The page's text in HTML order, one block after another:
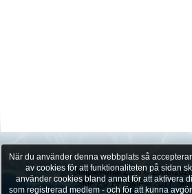
SimplePortal 2.3.8 © 2008-
SMF 2.0.19|SMF © 2017,
När du använder denna webbplats så
av cookies för att funktionaliteten på sidan
använder cookies bland annat för att aktivera
som registrerad medlem - och för att kunna